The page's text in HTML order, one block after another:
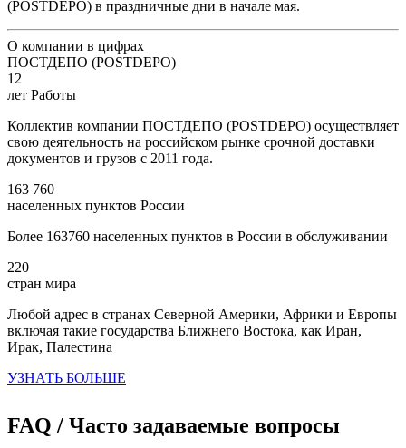
(POSTDEPO) в праздничные дни в начале мая.
О компании в цифрах
ПОСТДЕПО (POSTDEPO)
12
лет Работы
Коллектив компании ПОСТДЕПО (POSTDEPO) осуществляет
свою деятельность на российском рынке срочной доставки
документов и грузов с 2011 года.
163 760
населенных пунктов России
Более 163760 населенных пунктов в России в обслуживании
220
стран мира
Любой адрес в странах Северной Америки, Африки и Европы
включая такие государства Ближнего Востока, как Иран,
Ирак, Палестина
УЗНАТЬ БОЛЬШЕ
FAQ / Часто задаваемые вопросы